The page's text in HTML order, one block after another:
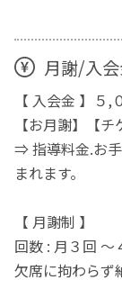
月謝/入
【 入会金 】５
【お月謝】【チ
⇒ 指導料金.お
まれます。
【 月謝制 】
回数 : 月３回 ～
欠席に拘わらず